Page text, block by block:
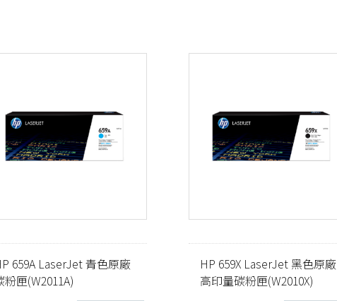
659A LaserJet 青色原廠
粉匣(W2011A)
HP 659X LaserJet 黑色原廠
高印量碳粉匣(W2010X)